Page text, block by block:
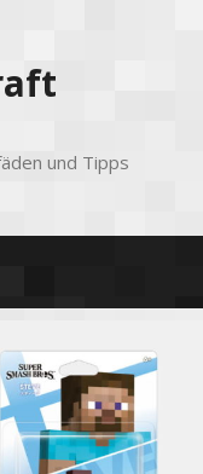
und Tipps